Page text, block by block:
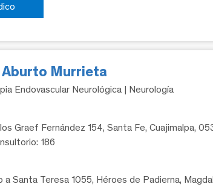
Aburto Murrieta
Endovascular Neurológica | Neurología
Graef Fernández 154, Santa Fe, Cuajimalpa,
186
a Santa Teresa 1055, Héroes de Padierna,